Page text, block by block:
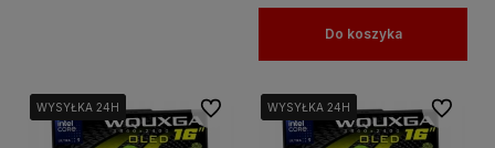
Do koszyka
WYSYŁKA 24H
WYSYŁKA 24H
WYSYŁKA 24H Do ulubionychWYSYŁKA 24H
WYSYŁKA 24H
WYSYŁKA 24H Do